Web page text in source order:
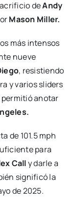
deAndy
Mason Miller.
más intensos
nueve
, resistiendo
y varios sliders
anotar
de 101.5 mph
para
Cally darle a
significó la
de 2025.